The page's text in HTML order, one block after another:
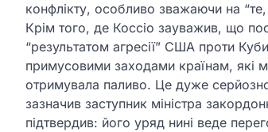
конфлікту, особливо зважаючи на
Крім того, де Коссіо зауважив, що
“результатом агресії” США проти
примусовими заходами країнам, які
отримувала паливо. Це дуже
зазначив заступник міністра
підтвердив: його уряд нині веде